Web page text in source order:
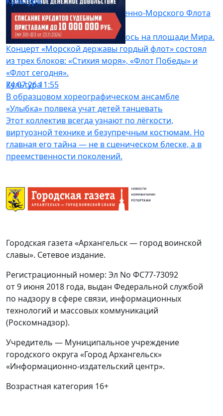
Архангельск отметил День Военно-Морского Флота
России
Главное мероприятие состоялось на площади Мира.
Концерт «Морской державы гордый флот» состоял
из трех блоков: «Стихия моря», «Флот Победы» и
«Флот сегодня».
Культура
24.07.26 11:55
В образцовом хореографическом ансамбле
«Улыбка» полвека учат детей танцевать
Этот коллектив всегда узнают по лёгкости,
виртуозной технике и безупречным костюмам. Но
главная его тайна — не в сценическом блеске, а в
преемственности поколений.
Городская газета «Архангельск — город воинской
славы». Сетевое издание.
Регистрационный номер: Эл No ФС77-73092
от 9 июня 2018 года, выдан Федеральной службой
по надзору в сфере связи, информационных
технологий и массовых коммуникаций
(Роскомнадзор).
Учредитель — Муниципальное учреждение
городского округа «Город Архангельск»
«Информационно-издательский центр».
Возрастная категория 16+